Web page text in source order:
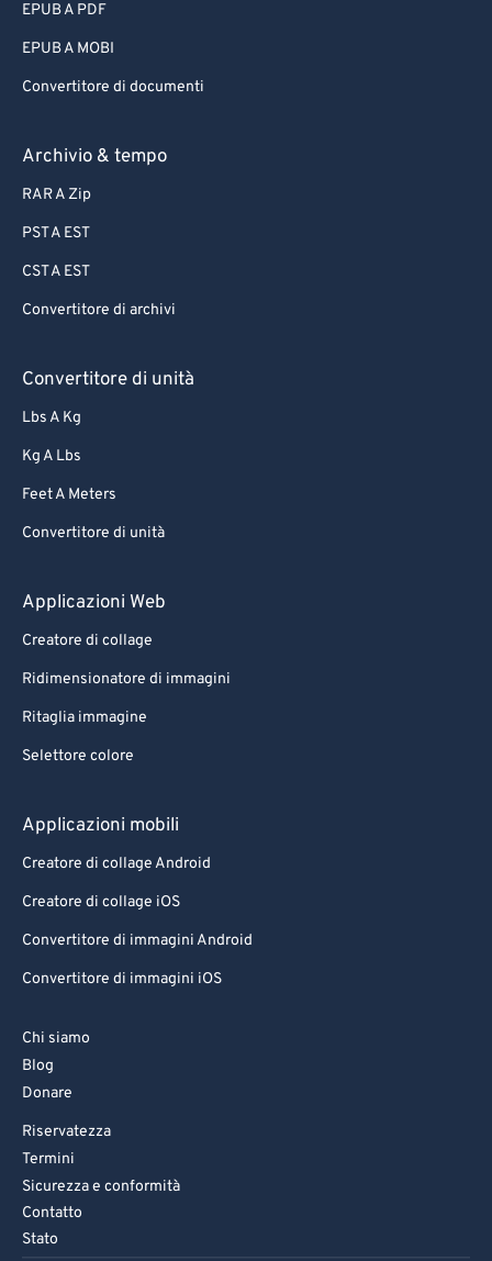
EPUB A PDF
EPUB A MOBI
Convertitore di documenti
Archivio & tempo
RAR A Zip
PST A EST
CST A EST
Convertitore di archivi
Convertitore di unità
Lbs A Kg
Kg A Lbs
Feet A Meters
Convertitore di unità
Applicazioni Web
Creatore di collage
Ridimensionatore di immagini
Ritaglia immagine
Selettore colore
Applicazioni mobili
Creatore di collage Android
Creatore di collage iOS
Convertitore di immagini Android
Convertitore di immagini iOS
Chi siamo
Blog
Donare
Riservatezza
Termini
Sicurezza e conformità
Contatto
Stato